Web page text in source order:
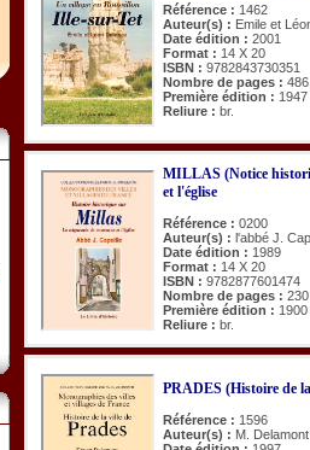
Référence : 1462
Auteur(s) : Emile et
Date édition : 2001
Format : 14 X 20
ISBN : 9782843730351
Nombre de pages : 486
Première édition : 1947
Reliure : br.
MILLAS (Notice
et l'église
Référence : 0200
Auteur(s) : l'abbé J.
Date édition : 1989
Format : 14 X 20
ISBN : 9782877601474
Nombre de pages : 230
Première édition : 1900
Reliure : br.
PRADES (Histoire de
Référence : 1596
Auteur(s) : M. Delamont